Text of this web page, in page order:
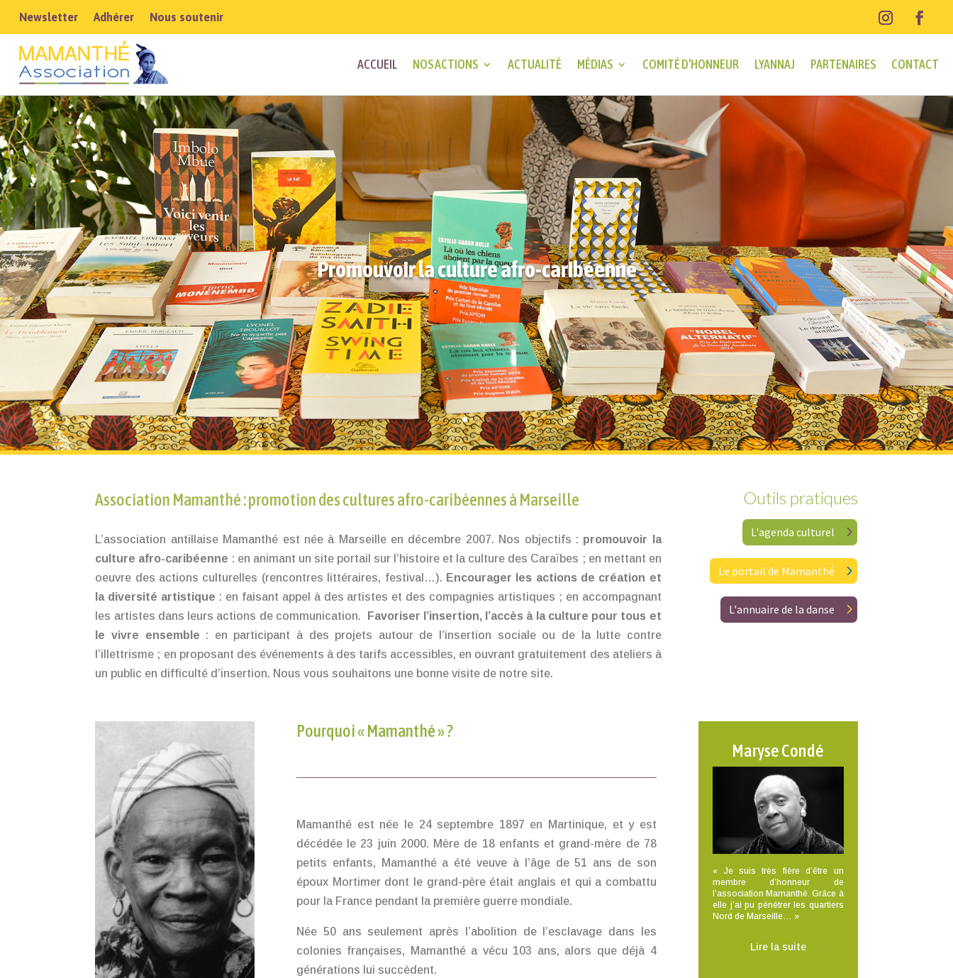
Newsletter Adhérer Nous soutenir
ACCUEIL NOS ACTIONS ACTUALITÉ MÉDIAS COMITÉ D’HONNEUR LYANNAJ PARTENAIRES CONTACT
Promouvoir la culture afro-caribéenne
Association Mamanthé : promotion des cultures afro-caribéennes à Marseille
L’association antillaise Mamanthé est née à Marseille en décembre 2007. Nos objectifs : promouvoir la
culture afro-caribéenne : en animant un site portail sur l’histoire et la culture des Caraïbes ; en mettant en
oeuvre des actions culturelles (rencontres littéraires, festival…). Encourager les actions de création et
la diversité artistique : en faisant appel à des artistes et des compagnies artistiques ; en accompagnant
les artistes dans leurs actions de communication.
Favoriser l’insertion, l’accès à la culture pour tous et
le vivre ensemble : en participant à des projets autour de l’insertion sociale ou de la lutte contre
l’illettrisme ; en proposant des événements à des tarifs accessibles, en ouvrant gratuitement des ateliers à
un public en difficulté d’insertion. Nous vous souhaitons une bonne visite de notre site.
Outils pratiques
L'agenda culturel
Le portail de Mamanthé
L'annuaire de la danse
Pourquoi « Mamanthé » ?
Mamanthé est née le 24 septembre 1897 en Martinique, et y est
décédée le 23 juin 2000. Mère de 18 enfants et grand-mère de 78
petits enfants, Mamanthé a été veuve à l’âge de 51 ans de son
époux Mortimer dont le grand-père était anglais et qui a combattu
pour la France pendant la première guerre mondiale.
Née 50 ans seulement après l’abolition de l’esclavage dans les
colonies françaises, Mamanthé a vécu 103 ans, alors que déjà 4
générations lui succèdent.
Maryse Condé
« Je suis très fière d’être un
membre d’honneur de
l’association Mamanthé. Grâce à
elle j’ai pu pénétrer les quartiers
Nord de Marseille… »
Lire la suite